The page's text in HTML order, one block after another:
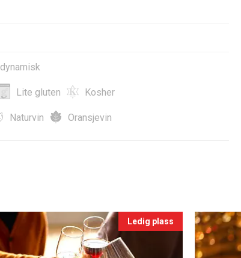
Lite gluten Kosher
Naturvin Oransjevin
Ledig plass